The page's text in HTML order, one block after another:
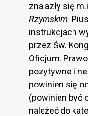
znalazły się
Rzymskim
instrukcjach
przez Św.
Oficjum.
pozytywne i
powinien się
(powinien być
należeć do